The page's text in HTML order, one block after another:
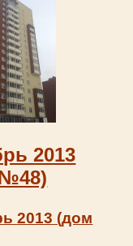
2013
2013 (дом